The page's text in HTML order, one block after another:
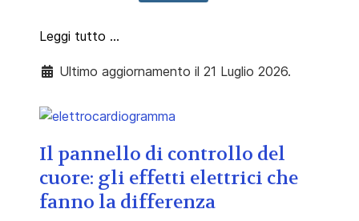
Leggi tutto …
Ultimo aggiornamento il 21 Luglio 2026.
Il pannello di controllo del
cuore: gli effetti elettrici che
fanno la differenza